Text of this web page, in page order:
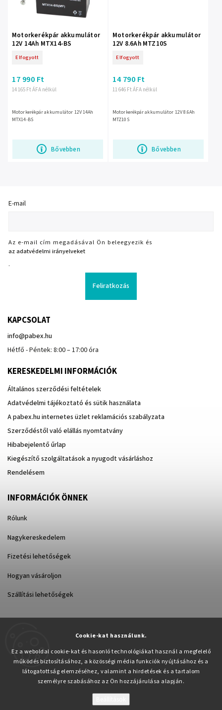
Cookie-kat használunk.
Ez a weboldal cookie-kat és hasonló technológiákat használ a megfelelő
működés biztosításához, a közösségi média funkciók nyújtásához és a
látogatottság elemzéséhez, valamint a hirdetések és a tartalom
személyre szabásához az Ön hozzájárulása alapján.
Motorkerékpár akkumulátor
12V 14Ah MTX14-BS
Elfogyott
14 165 Ft ÁFA nélkül
17 990 Ft
Bővebben
Motorkerékpár akkumulátor 12V 14Ah
MTX14-BS
Motorkerékpár akkumulátor
12V 8.6Ah MTZ10S
Elfogyott
11 646 Ft ÁFA nélkül
14 790 Ft
Bővebben
Motorkerékpár akkumulátor 12V 8.6Ah
MTZ10S
E-mail
Az e-mail cím megadásával Ön beleegyezik és
az adatvédelmi irányelveket
.
Feliratkozás
KAPCSOLAT
info@pabex.hu
Hétfő - Péntek: 8:00 – 17:00 óra
KERESKEDELMI INFORMÁCIÓK
Általános szerződési feltételek
Adatvédelmi tájékoztató és sütik használata
A pabex.hu internetes üzlet reklamációs szabályzata
Szerződéstől való elállás nyomtatvány
Hibabejelentő űrlap
Kiegészítő szolgáltatások a nyugodt vásárláshoz
Rendelésem
INFORMÁCIÓK ÖNNEK
Rólunk
Nagykereskedelem
Fizetési lehetőségek
Hogyan vásároljon
Szállítási lehetőségek